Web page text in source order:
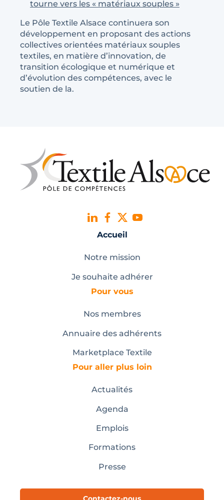
tourne vers les « matériaux souples »
Le Pôle Textile Alsace continuera son
développement en proposant des actions
collectives orientées matériaux souples
textiles, en matière d’innovation, de
transition écologique et numérique et
d’évolution des compétences, avec le
soutien de la.
Accueil
Notre mission
Je souhaite adhérer
Pour vous
Nos membres
Annuaire des adhérents
Marketplace Textile
Pour aller plus loin
Actualités
Agenda
Emplois
Formations
Presse